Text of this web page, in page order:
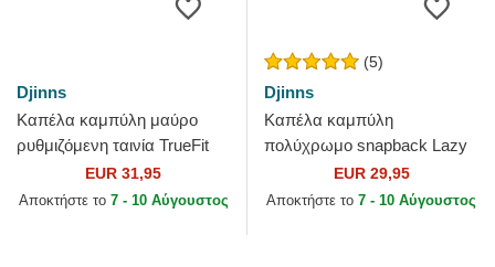
Djinns
Καπέλα καμπύλη μαύρο
ρυθμιζόμενη ταινία TrueFit
Lazy Classic από Djinns
EUR 31,95
Αποκτήστε το 7 - 10 Αύγουστος
(5)
Djinns
Καπέλα καμπύλη
πολύχρωμο snapback Lazy
Mermaid HFT από Djinns
EUR 29,95
Αποκτήστε το 7 - 10 Αύγουστος